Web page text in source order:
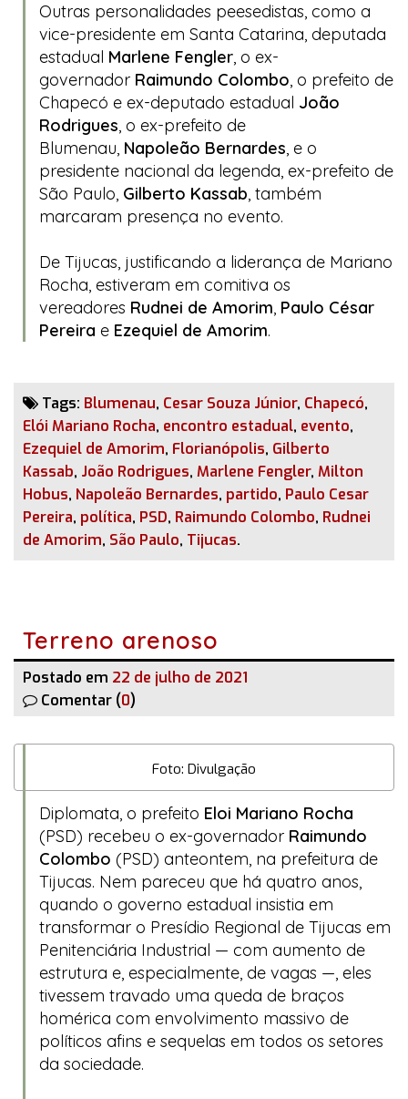
Outras personalidades peesedistas, como a
vice-presidente em Santa Catarina, deputada
estadual Marlene Fengler, o ex-
governador Raimundo Colombo, o prefeito de
Chapecó e ex-deputado estadual João
Rodrigues, o ex-prefeito de
Blumenau, Napoleão Bernardes, e o
presidente nacional da legenda, ex-prefeito de
São Paulo, Gilberto Kassab, também
marcaram presença no evento.
De Tijucas, justificando a liderança de Mariano
Rocha, estiveram em comitiva os
vereadores Rudnei de Amorim, Paulo César
Pereira e Ezequiel de Amorim.
Tags: Blumenau, Cesar Souza Júnior, Chapecó,
Elói Mariano Rocha, encontro estadual, evento,
Ezequiel de Amorim, Florianópolis, Gilberto
Kassab, João Rodrigues, Marlene Fengler, Milton
Hobus, Napoleão Bernardes, partido, Paulo Cesar
Pereira, política, PSD, Raimundo Colombo, Rudnei
de Amorim, São Paulo, Tijucas.
Terreno arenoso
Postado em 22 de julho de 2021
Comentar (0)
Foto: Divulgação
Diplomata, o prefeito Eloi Mariano Rocha
(PSD) recebeu o ex-governador Raimundo
Colombo (PSD) anteontem, na prefeitura de
Tijucas. Nem pareceu que há quatro anos,
quando o governo estadual insistia em
transformar o Presídio Regional de Tijucas em
Penitenciária Industrial — com aumento de
estrutura e, especialmente, de vagas —, eles
tivessem travado uma queda de braços
homérica com envolvimento massivo de
políticos afins e sequelas em todos os setores
da sociedade.